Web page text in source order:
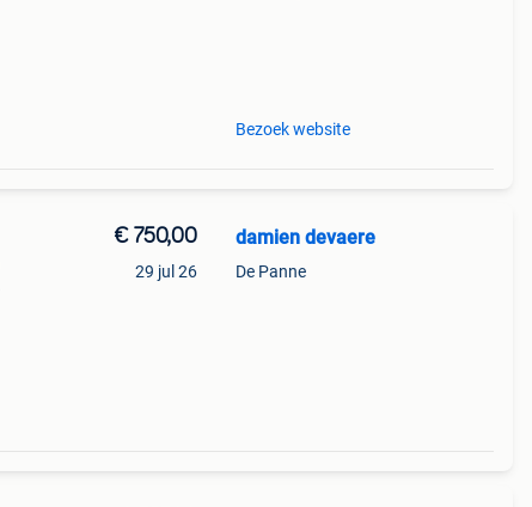
Bezoek website
€ 750,00
29 jul 26
damien devaere
De Panne